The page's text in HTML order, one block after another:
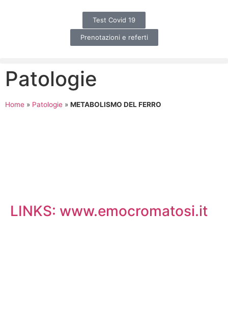
Test Covid 19
Prenotazioni e referti
Patologie
Home » Patologie » METABOLISMO DEL FERRO
LINKS: www.emocromatosi.it